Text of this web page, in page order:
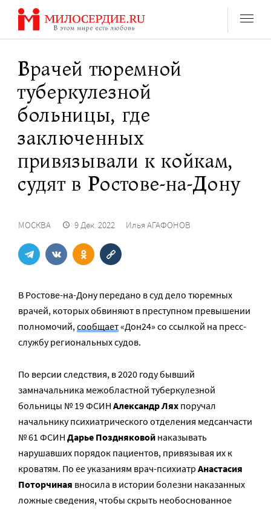
Перейти
содержанию
Врачей тюремной
туберкулезной
больницы, где
заключенных
привязывали к койкам,
судят в Ростове-на-Дону
МОСКВА 9 Дек. 2022 Илья АГАФОНОВ
В Ростове-на-Дону передано в суд дело тюремных
врачей, которых обвиняют в преступном превышении
полномочий,сообщает«Дон24» со ссылкой на пресс-
службу региональных судов.
По версии следствия, в 2020 году бывший
замначальника межобластной туберкулезной
больницы № 19 ФСИН Александр Лях поручал
начальнику психиатрического отделения медсанчасти
№ 61 ФСИН Дарье Поздняковой наказывать
нарушавших порядок пациентов, привязывая их к
кроватям. По ее указаниям врач-психиатр Анастасия
Поторчиная вносила в истории болезни наказанных
ложные сведения, чтобы скрыть необоснованное